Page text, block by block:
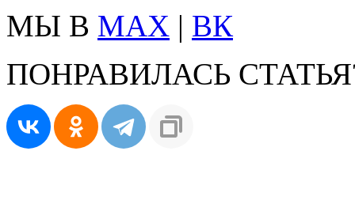
МЫ В MAX | ВК
ПОНРАВИЛАСЬ